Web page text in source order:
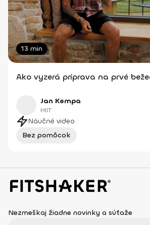
13 min
Ako vyzerá príprava na prvé
Jan Kempa
HIIT
Náučné video
Bez pomôcok
Nezmeškaj žiadne novinky a súťaže